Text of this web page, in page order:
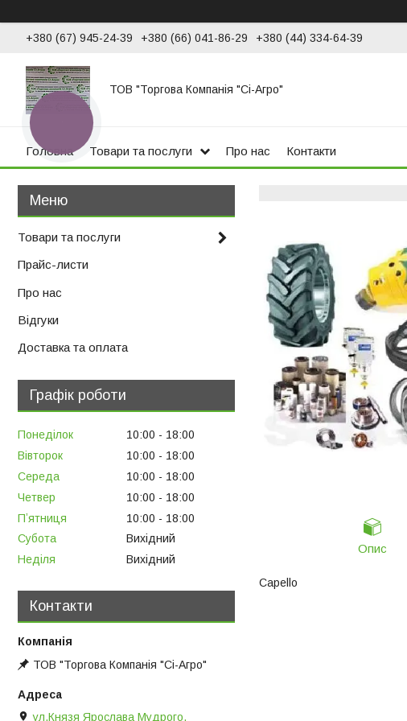
+380 (67) 945-24-39 +380 (66) 041-86-29 +380 (44) 334-64-39
ТОВ "Торгова Компанія "Сі-Агро"
Головна Товари та послуги Про нас Контакти
Опис
Capello
Товари та послуги
Прайс-листи
Про нас
Відгуки
Доставка та оплата
Графік роботи
Понеділок 10:00
18:00
Вівторок
10:00
18:00
Середа
10:00
18:00
Четвер
10:00
18:00
Пʼятниця
10:00
18:00
Субота
Вихідний
Неділя
Вихідний
Контакти
ТОВ "Торгова Компанія "Сі-Агро"
ул.Князя Ярослава Мудрого,